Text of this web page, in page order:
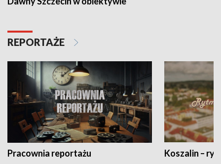
REPORTAŻE
Pracownia reportażu Koszalin –